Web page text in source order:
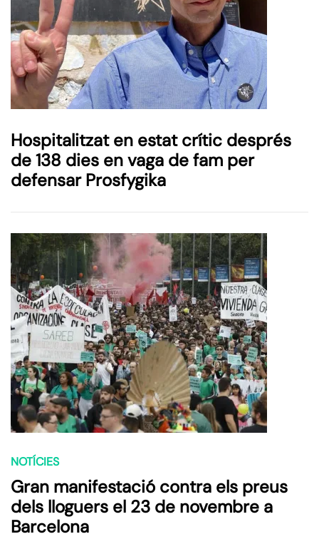
Hospitalitzat en estat crític després
de 138 dies en vaga de fam per
defensar Prosfygika
NOTÍCIES
Gran manifestació contra els preus
dels lloguers el 23 de novembre a
Barcelona